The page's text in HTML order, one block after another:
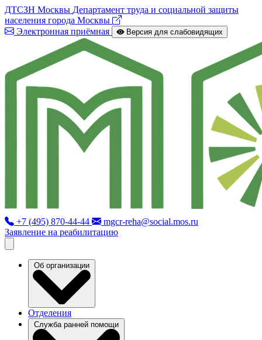
ДТСЗН Москвы Департамент труда и социальной защиты
населения города Москвы
Электронная приёмная
Версия для слабовидящих
+7 (495) 870-44-44
mgcr-reha@social.mos.ru
Заявление на реабилитацию
Об организации
Отделения
Служба ранней помощи